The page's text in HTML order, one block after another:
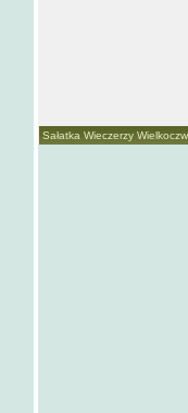
Sałatka Wieczerzy